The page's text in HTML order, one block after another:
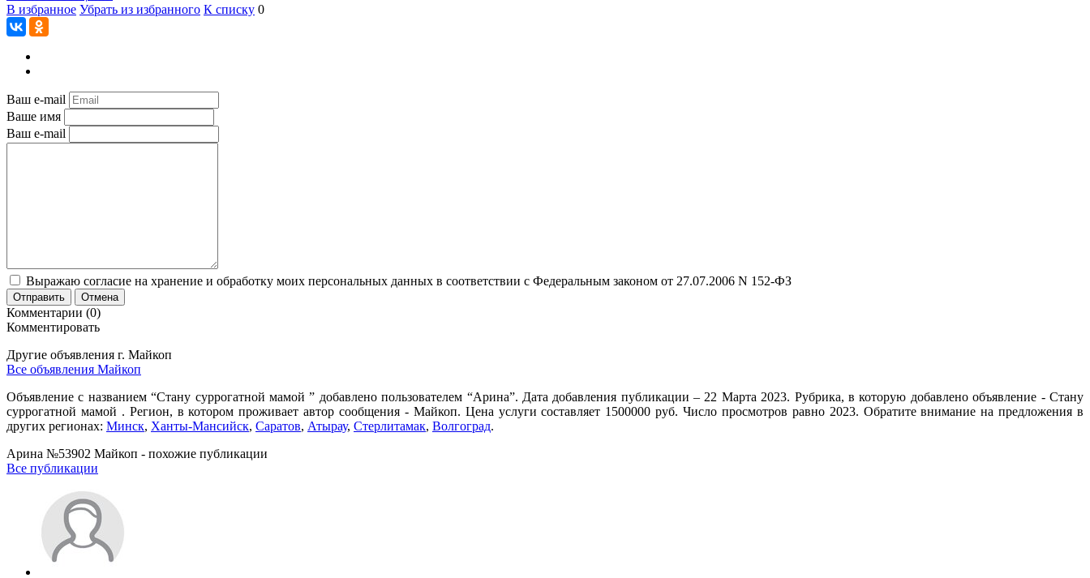
В избранное Убрать из избранного К списку 0
Ваш e-mail
Ваше имя
Ваш e-mail
Выражаю согласие на хранение и обработку моих персональных данных в соответствии с Федеральным законом от 27.07.2006 N 152-ФЗ
Отправить Отмена
Комментарии (0)
Комментировать
Другие объявления г. Майкоп
Все объявления Майкоп
Объявление с названием “Стану суррогатной мамой ” добавлено пользователем “Арина”. Дата добавления публикации – 22 Марта 2023. Рубрика, в которую добавлено объявление - Cтану
суррогатной мамой . Регион, в котором проживает автор сообщения - Майкоп. Цена услуги составляет 1500000 руб. Число просмотров равно 2023. Обратите внимание на предложения в
других регионах: Минск, Ханты-Мансийск, Саратов, Атырау, Стерлитамак, Волгоград.
Арина №53902 Майкоп - похожие публикации
Все публикации